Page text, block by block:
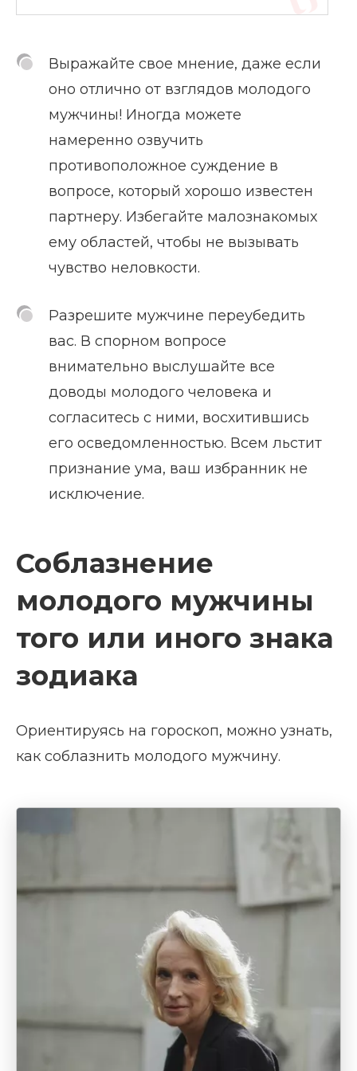
Выражайте свое мнение, даже если
оно отлично от взглядов молодого
мужчины! Иногда можете
намеренно озвучить
противоположное суждение в
вопросе, который хорошо известен
партнеру. Избегайте малознакомых
ему областей, чтобы не вызывать
чувство неловкости.
Разрешите мужчине переубедить
вас. В спорном вопросе
внимательно выслушайте все
доводы молодого человека и
согласитесь с ними, восхитившись
его осведомленностью. Всем льстит
признание ума, ваш избранник не
исключение.
Соблазнение
молодого мужчины
того или иного знака
зодиака
Ориентируясь на гороскоп, можно узнать,
как соблазнить молодого мужчину.